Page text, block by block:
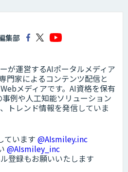
集部
が運営するAIポータルメディア
門家によるコンテンツ配信と
メディアです。AI資格を保有
例や人工知能ソリューション
トレンド情報を発信していま
ています @AIsmiley.inc
@AIsmiley_inc
登録もお願いいたします